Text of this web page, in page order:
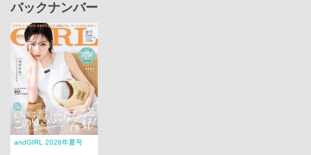
バックナンバー
andGIRL 2026年夏号